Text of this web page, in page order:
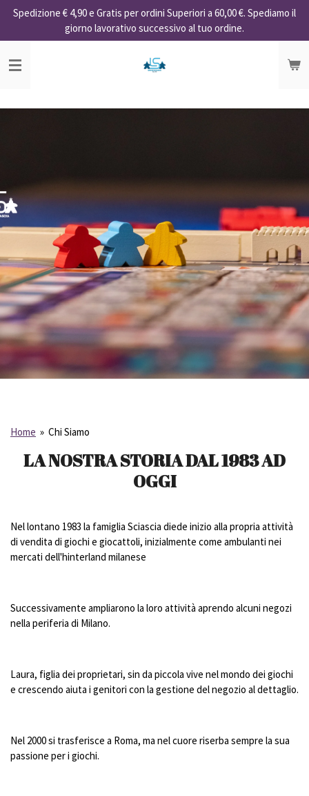
Vai
contenuto
principale
Spedizione € 4,90 e Gratis per ordini Superiori a 60,00 €. Spediamo il
giorno lavorativo successivo al tuo ordine.
Home » Chi Siamo
LA NOSTRA STORIA DAL 1983 AD
OGGI
Nel lontano 1983 la famiglia Sciascia diede inizio alla propria attività
di vendita di giochi e giocattoli, inizialmente come ambulanti nei
mercati dell'hinterland milanese
Successivamente ampliarono la loro attività aprendo alcuni negozi
nella periferia di Milano.
Laura, figlia dei proprietari, sin da piccola vive nel mondo dei giochi
e crescendo aiuta i genitori con la gestione del negozio al dettaglio.
Nel 2000 si trasferisce a Roma, ma nel cuore riserba sempre la sua
passione per i giochi.